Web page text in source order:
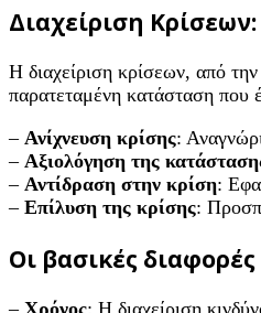
Διαχείριση Κρίσεων:
Η διαχείριση κρίσεων, από
παρατεταμένη κατάσταση που
– Ανίχνευση κρίσης:
– Αξιολόγηση της
– Αντίδραση στην κρίση:
– Επίλυση της κρίσης:
Οι βασικές